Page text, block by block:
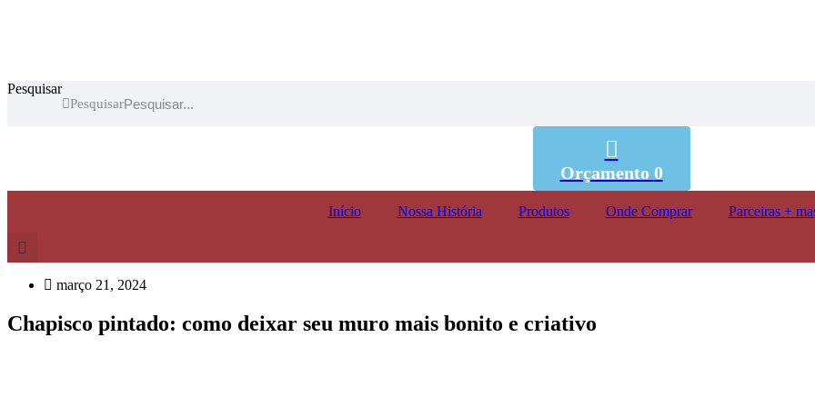
Pesquisar
Pesquisar
Orçamento 0
Início Nossa História Produtos Onde Comprar Parceiras +
março 21, 2024
Chapisco pintado: como deixar seu muro mais bonito e criativo